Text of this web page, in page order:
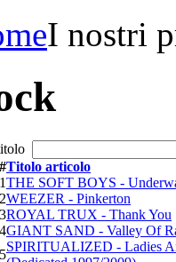
I nostri
#Titolo articolo
1THE SOFT BOYS -
2WEEZER - Pinkerton
3ROYAL TRUX - Thank You
4GIANT SAND - Valley Of
5
SPIRITUALIZED - Ladies